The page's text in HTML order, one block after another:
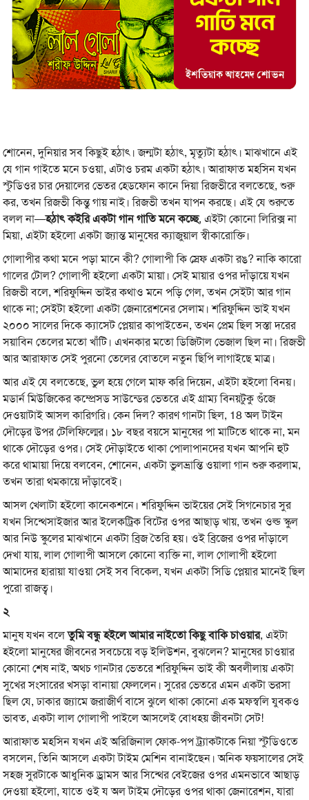
শোনেন, দুনিয়ার সব কিছুই হঠাৎ। জন্মটা হঠাৎ, মৃত্যুটা হঠাৎ। মাঝখানে এই
যে গান গাইতে মনে চওয়া, এটাও চরম একটা হঠাৎ। আরাফাত মহসিন যখন
স্টুডিওর চার দেয়ালের ভেতর হেডফোন কানে দিয়া রিজভীরে বলতেছে, শুরু
কর, তখন রিজভী কিন্তু গায় নাই। রিজভী তখন যাপন করছে। এই যে শুরুতে
বলল না—হঠাৎ কইরি একটা গান গাতি মনে কচ্ছে, এইটা কোনো লিরিক্স না
মিয়া, এইটা হইলো একটা জ্যান্ত মানুষের ক্যাজুয়াল স্বীকারোক্তি।
গোলাপীর কথা মনে পড়া মানে কী? গোলাপী কি স্রেফ একটা রঙ? নাকি কারো
গালের টোল? গোলাপী হইলো একটা মায়া। সেই মায়ার ওপর দাঁড়ায়ে যখন
রিজভী বলে, শরিফুদ্দিন ভাইর কথাও মনে পড়ি গেল, তখন সেইটা আর গান
থাকে না; সেইটা হইলো একটা জেনারেশনের সেলাম। শরিফুদ্দিন ভাই যখন
২০০০ সালের দিকে ক্যাসেট প্লেয়ার কাপাইতেন, তখন প্রেম ছিল সস্তা দরের
সয়াবিন তেলের মতো খাঁটি। এখনকার মতো ডিজিটাল ভেজাল ছিল না। রিজভী
আর আরাফাত সেই পুরনো তেলের বোতলে নতুন ছিপি লাগাইছে মাত্র।
আর এই যে বলতেছে, ভুল হয়ে গেলে মাফ করি দিয়েন, এইটা হইলো বিনয়।
মডার্ন মিউজিকের কম্প্রেসড সাউন্ডের ভেতরে এই গ্রাম্য বিনয়টুকু গুঁজে
দেওয়াটাই আসল কারিগরি। কেন দিল? কারণ গানটা ছিল, 18 অল টাইন
দৌড়ের উপর টেলিফিল্মের। ১৮ বছর বয়সে মানুষের পা মাটিতে থাকে না, মন
থাকে দৌড়ের ওপর। সেই দৌড়াইতে থাকা পোলাপানদের যখন আপনি হুট
করে থামায়া দিয়ে বলবেন, শোনেন, একটা ভুলভ্রান্তি ওয়ালা গান শুরু করলাম,
তখন তারা থমকায়ে দাঁড়াবেই।
আসল খেলাটা হইলো কানেকশনে। শরিফুদ্দিন ভাইয়ের সেই সিগনেচার সুর
যখন সিন্থেসাইজার আর ইলেকট্রিক বিটের ওপর আছাড় খায়, তখন ওল্ড স্কুল
আর নিউ স্কুলের মাঝখানে একটা ব্রিজ তৈরি হয়। ওই ব্রিজের ওপর দাঁড়ালে
দেখা যায়, লাল গোলাপী আসলে কোনো ব্যক্তি না, লাল গোলাপী হইলো
আমাদের হারায়া যাওয়া সেই সব বিকেল, যখন একটা সিডি প্লেয়ার মানেই ছিল
পুরো রাজত্ব।
২
মানুষ যখন বলেতুমি বন্ধু হইলে আমার নাইতো কিছু বাকি চাওয়ার, এইটা
হইলো মানুষের জীবনের সবচেয়ে বড় ইলিউশন, বুঝলেন? মানুষের চাওয়ার
কোনো শেষ নাই, অথচ গানটার ভেতরে শরিফুদ্দিন ভাই কী অবলীলায় একটা
সুখের সংসারের খসড়া বানায়া ফেললেন। সুরের ভেতরে এমন একটা ভরসা
ছিল যে, ঢাকার জ্যামে জরাজীর্ণ বাসে ঝুলে থাকা কোনো এক মফস্বলি যুবকও
ভাবত, একটা লাল গোলাপী পাইলে আসলেই বোধহয় জীবনটা সেট!
আরাফাত মহসিন যখন এই অরিজিনাল ফোক-পপ ট্র্যাকটাকে নিয়া স্টুডিওতে
বসলেন, তিনি আসলে একটা টাইম মেশিন বানাইছেন। অনিক ফয়সালের সেই
সহজ সুরটাকে আধুনিক ড্রামস আর সিন্থের বেইজের ওপর এমনভাবে আছাড়
দেওয়া হইলো, যাতে ওই য অল টাইম দৌড়ের ওপর থাকা জেনারেশন, যারা